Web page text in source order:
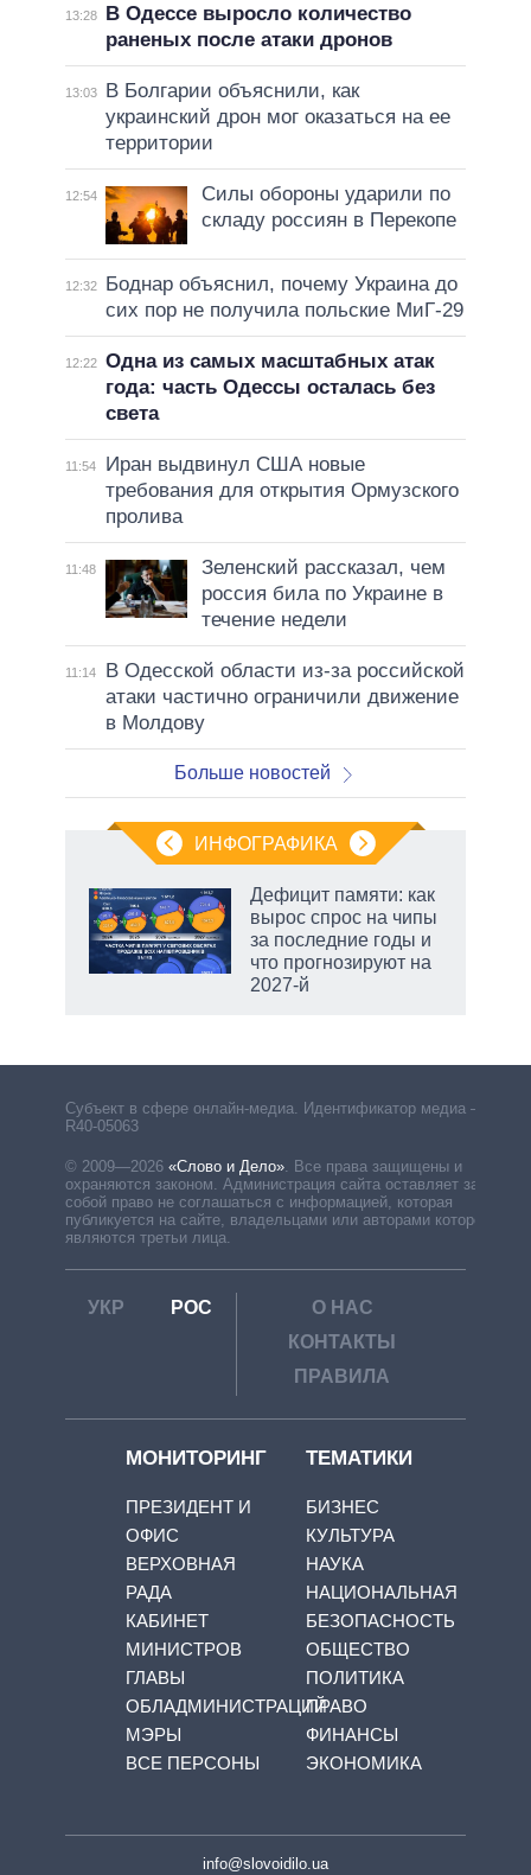
13:28
В Одессе выросло количество
раненых после атаки дронов
13:03
В Болгарии объяснили, как
украинский дрон мог оказаться на ее
территории
12:54
Силы обороны ударили по
складу россиян в Перекопе
12:32
Боднар объяснил, почему Украина до
сих пор не получила польские МиГ-29
12:22 Одна из самых масштабных атак
года: часть Одессы осталась без
света
11:54
Иран выдвинул США новые
требования для открытия Ормузского
пролива
11:48
Зеленский рассказал, чем
россия била по Украине в
течение недели
11:14
В Одесской области из-за российской
атаки частично ограничили движение
в Молдову
Больше новостей
ИНФОГРАФИКА
Дефицит памяти: как
вырос спрос на чипы
за последние годы и
что прогнозируют на
2027-й
Субъект в сфере онлайн-медиа. Идентификатор медиа –
R40-05063
© 2009—2026 «Слово и Дело» Все права защищены и
охраняются законом. Администрация сайта оставляет за
собой право не соглашаться с информацией, которая
публикуется на сайте, владельцами или авторами которой
являются третьи лица.
УКР РОС
О НАС
КОНТАКТЫ
ПРАВИЛА
МОНИТОРИНГ
ПРЕЗИДЕНТ И
ОФИС
ВЕРХОВНАЯ
РАДА
КАБИНЕТ
МИНИСТРОВ
ГЛАВЫ
ОБЛАДМИНИСТРАЦИЙ
МЭРЫ
ВСЕ ПЕРСОНЫ
ТЕМАТИКИ
БИЗНЕС
КУЛЬТУРА
НАУКА
НАЦИОНАЛЬНАЯ
БЕЗОПАСНОСТЬ
ОБЩЕСТВО
ПОЛИТИКА
ПРАВО
ФИНАНСЫ
ЭКОНОМИКА
info@slovoidilo.ua